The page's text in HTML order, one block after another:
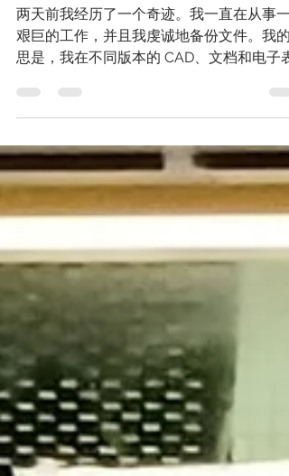
文件奇迹失踪案
两天前我经历了一个奇迹。我一直在从事一
艰巨的工作，并且我虔诚地备份文件。我的
思是，我在不同版本的 CAD、文档和电子表
我的意思是，我受到保护！...